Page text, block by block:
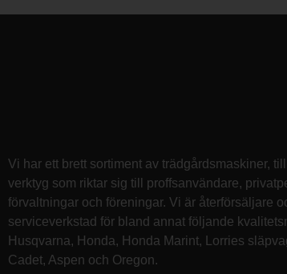
Vi har ett brett sortiment av trädgårdsmaskiner,
verktyg som riktar sig till proffsanvändare,
förvaltningar och föreningar. Vi är återförsäljare
serviceverkstad för bland annat följande
Husqvarna, Honda, Honda Marint, Lorries
Cadet, Aspen och Oregon.